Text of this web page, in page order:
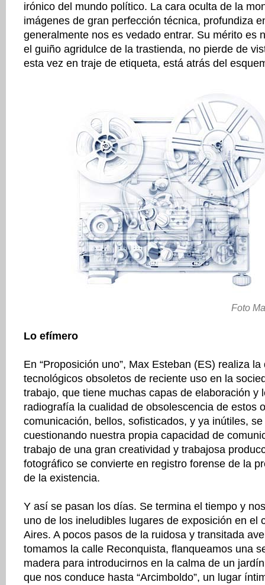
irónico del mundo político. La cara oculta de la
imágenes de gran perfección técnica, profundiza
generalmente nos es vedado entrar. Su mérito es
el guiño agridulce de la trastienda, no pierde de
esta vez en traje de etiqueta, está atrás del
Foto
Lo efímero
En “Proposición uno”, Max Esteban (ES) realiza
tecnológicos obsoletos de reciente uso en la
trabajo, que tiene muchas capas de elaboración y
radiografía la cualidad de obsolescencia de estos
comunicación, bellos, sofisticados, y ya inútiles,
cuestionando nuestra propia capacidad de
trabajo de una gran creatividad y trabajosa
fotográfico se convierte en registro forense de la
de la existencia.
Y así se pasan los días. Se termina el tiempo y
uno de los ineludibles lugares de exposición en el
Aires. A pocos pasos de la ruidosa y transitada
tomamos la calle Reconquista, flanqueamos una
madera para introducirnos en la calma de un
que nos conduce hasta “Arcimboldo”, un lugar